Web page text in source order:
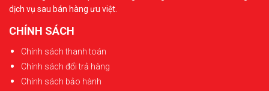
tiên các loại đèn có độ sáng cao và chỉ số hoàn màu tốt
để đảm bảo hiệu quả công việc.
2. Đặc điểm của không gian lắp đặt
Chiều cao trần sẽ ảnh hưởng trực tiếp đến công suất và
dịch vụ sau bán hàng ưu việt.
CHÍNH SÁCH
Chính sách thanh toán
Chính sách đổi trả hàng
Chính sách bảo hành